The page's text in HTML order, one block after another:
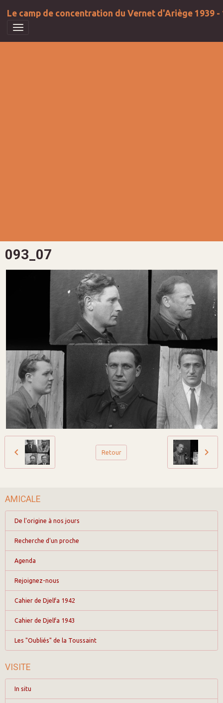
Le camp de concentration du Vernet d'Ariège 1939 -
093_07
Retour
AMICALE
De l'origine à nos jours
Recherche d'un proche
Agenda
Rejoignez-nous
Cahier de Djelfa 1942
Cahier de Djelfa 1943
Les "Oubliés" de la Toussaint
VISITE
In situ